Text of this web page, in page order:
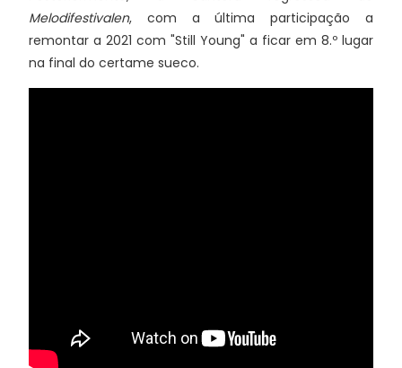
Melodifestivalen, com a última participação a
remontar a 2021 com "Still Young" a ficar em 8.º lugar
na final do certame sueco.